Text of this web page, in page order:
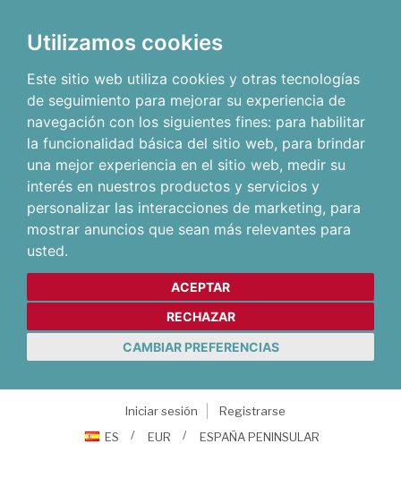
Utilizamos cookies
Este sitio web utiliza cookies y otras tecnologías
de seguimiento para mejorar su experiencia de
navegación con los siguientes fines: para habilitar
la funcionalidad básica del sitio web, para brindar
una mejor experiencia en el sitio web, medir su
interés en nuestros productos y servicios y
personalizar las interacciones de marketing, para
mostrar anuncios que sean más relevantes para
usted.
ACEPTAR
RECHAZAR
CAMBIAR PREFERENCIAS
Iniciar sesión
Registrarse
ES
EUR ESPAÑA PENINSULAR